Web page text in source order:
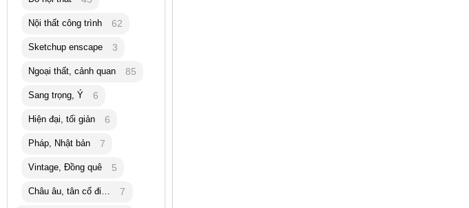
Nội thất công trình 62
Sketchup enscape 3
Ngoại thất, cảnh quan 85
Sang trọng, Ý 6
Hiện đại, tối giản 6
Pháp, Nhật bản 7
Vintage, Đồng quê 5
Châu âu, tân cổ điển 7